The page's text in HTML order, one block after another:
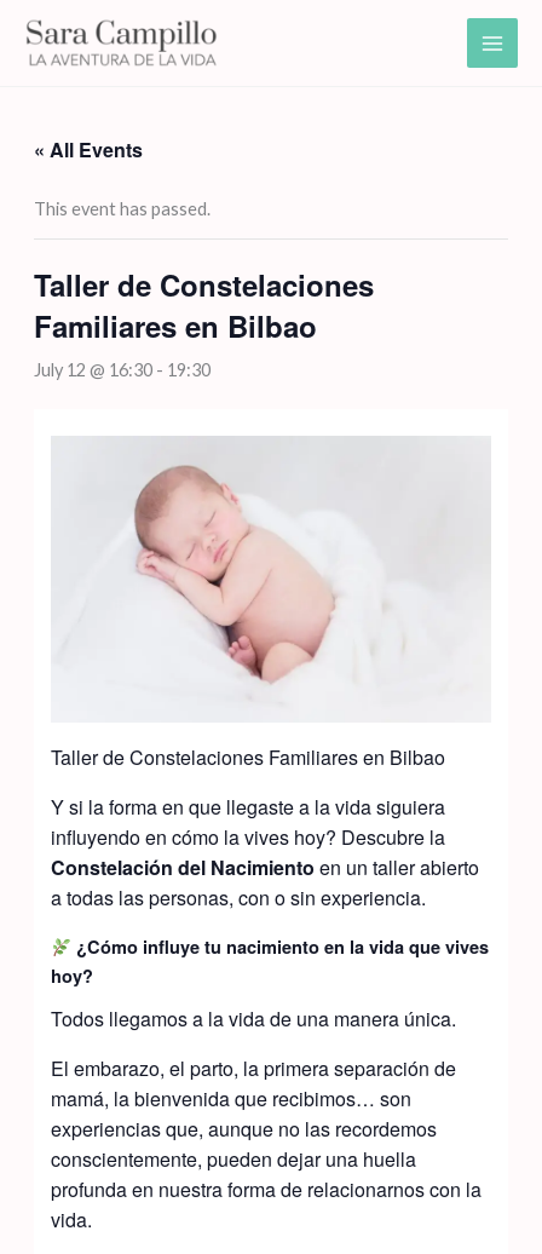
content
« All Events
This event has passed.
Taller de Constelaciones
Familiares en Bilbao
July 12 @ 16:30- 19:30
Taller de Constelaciones Familiares en Bilbao
Y si la forma en que llegaste a la vida siguiera
influyendo en cómo la vives hoy? Descubre la
Constelación del Nacimiento en un taller abierto
a todas las personas, con o sin experiencia.
¿Cómo influye tu nacimiento en la vida que vives
hoy?
Todos llegamos a la vida de una manera única.
El embarazo, el parto, la primera separación de
mamá, la bienvenida que recibimos… son
experiencias que, aunque no las recordemos
conscientemente, pueden dejar una huella
profunda en nuestra forma de relacionarnos con la
vida.